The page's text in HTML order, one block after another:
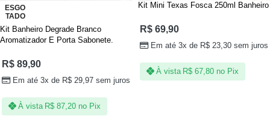
ESGO
TADO
Kit Banheiro Degrade Branco
Aromatizador E Porta Sabonete.
R$89,90
Em até 3x de R$ 29,97 sem juros
À vista R$ 87,20 no Pix
Kit Mini Texas Fosca 250ml Banheiro
R$69,90
Em até 3x de R$ 23,30 sem juros
À vista R$ 67,80 no Pix